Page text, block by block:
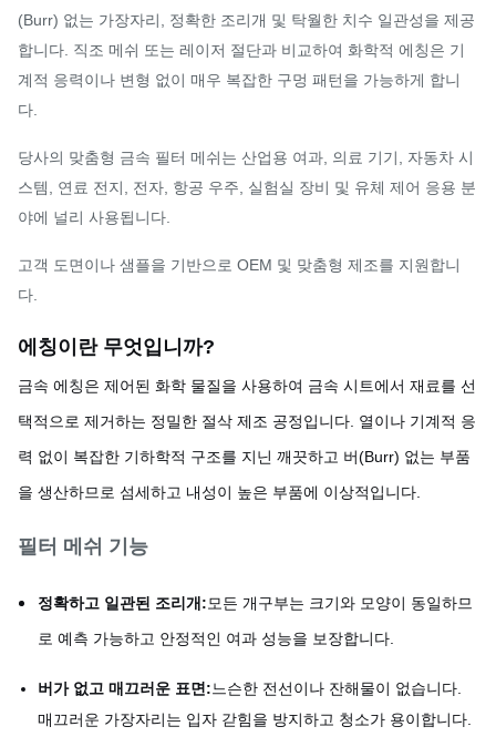
(Burr) 없는 가장자리, 정확한 조리개 및 탁월한 치수 일관성을 제공
합니다. 직조 메쉬 또는 레이저 절단과 비교하여 화학적 에칭은 기
계적 응력이나 변형 없이 매우 복잡한 구멍 패턴을 가능하게 합니
다.
당사의 맞춤형 금속 필터 메쉬는 산업용 여과, 의료 기기, 자동차 시
스템, 연료 전지, 전자, 항공 우주, 실험실 장비 및 유체 제어 응용 분
야에 널리 사용됩니다.
고객 도면이나 샘플을 기반으로 OEM 및 맞춤형 제조를 지원합니
다.
에칭이란 무엇입니까?
금속 에칭은 제어된 화학 물질을 사용하여 금속 시트에서 재료를 선
택적으로 제거하는 정밀한 절삭 제조 공정입니다. 열이나 기계적 응
력 없이 복잡한 기하학적 구조를 지닌 깨끗하고 버(Burr) 없는 부품
을 생산하므로 섬세하고 내성이 높은 부품에 이상적입니다.
필터 메쉬 기능
정확하고 일관된 조리개:모든 개구부는 크기와 모양이 동일하므
로 예측 가능하고 안정적인 여과 성능을 보장합니다.
버가 없고 매끄러운 표면:느슨한 전선이나 잔해물이 없습니다.
매끄러운 가장자리는 입자 갇힘을 방지하고 청소가 용이합니다.